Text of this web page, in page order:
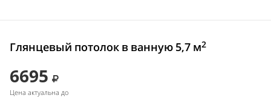
Глянцевый потолок в ванную 5,7 м2
6695
Цена актуальна до